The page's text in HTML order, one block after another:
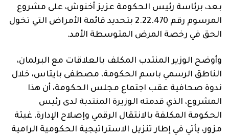
بعد، برئاسة رئيس الحكومة عزيز أخنوش، على مشروع
المرسوم رقم 2.22.470 بتحديد قائمة الأمراض التي تخول
الحق في رخصة المرض المتوسطة الأمد.
وأوضح الوزير المنتدب المكلف بالعلاقات مع البرلمان،
الناطق الرسمي باسم الحكومة، مصطفى بايتاس، خلال
ندوة صحافية عقب اجتماع مجلس الحكومة، أن هذا
المشروع، الذي قدمته الوزيرة المنتدبة لدى رئيس
الحكومة المكلفة بالانتقال الرقمي وإصلاح الإدارة، غيثة
مزور، يأتي في إطار تنزيل الاستراتيجية الحكومية الرامية